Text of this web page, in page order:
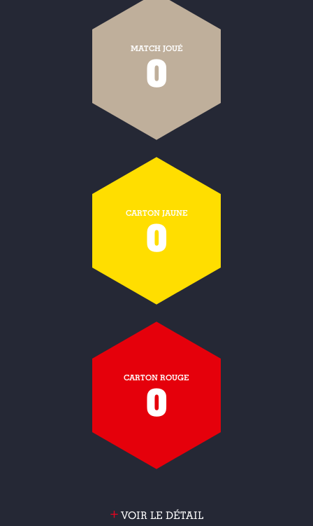
MATCH JOUÉ
0
CARTON JAUNE
0
CARTON ROUGE
0
+VOIR LE DÉTAIL